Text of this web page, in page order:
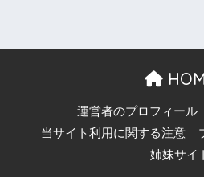
運営者のプロフィール
当サイト利用に関する注意
姉妹サイ